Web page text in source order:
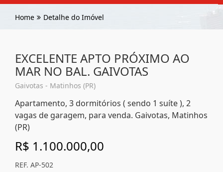
Home Detalhe do Imóvel
EXCELENTE APTO PRÓXIMO AO
MAR NO BAL. GAIVOTAS
Gaivotas - Matinhos (PR)
Apartamento, 3 dormitórios ( sendo 1 suíte ), 2
vagas de garagem, para venda. Gaivotas, Matinhos
(PR)
R$ 1.100.000,00
REF. AP-502